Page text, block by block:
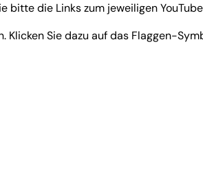
bitte die Links zum jeweiligen
Klicken Sie dazu auf das Flaggen-